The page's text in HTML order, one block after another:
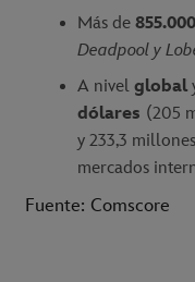
Más de
Deadpool y
A nivel global
dólares (205
y 233,3
mercados
Fuente: Comscore